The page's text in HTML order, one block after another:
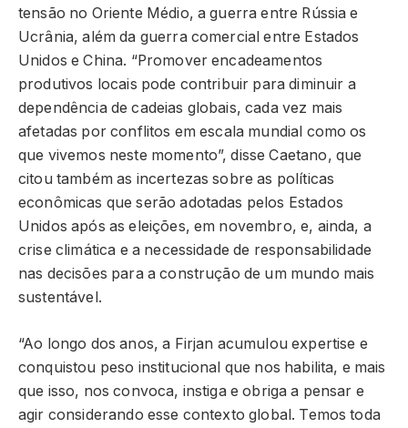
tensão no Oriente Médio, a guerra entre Rússia e
Ucrânia, além da guerra comercial entre Estados
Unidos e China. “Promover encadeamentos
produtivos locais pode contribuir para diminuir a
dependência de cadeias globais, cada vez mais
afetadas por conflitos em escala mundial como os
que vivemos neste momento”, disse Caetano, que
citou também as incertezas sobre as políticas
econômicas que serão adotadas pelos Estados
Unidos após as eleições, em novembro, e, ainda, a
crise climática e a necessidade de responsabilidade
nas decisões para a construção de um mundo mais
sustentável.
“Ao longo dos anos, a Firjan acumulou expertise e
conquistou peso institucional que nos habilita, e mais
que isso, nos convoca, instiga e obriga a pensar e
agir considerando esse contexto global. Temos toda